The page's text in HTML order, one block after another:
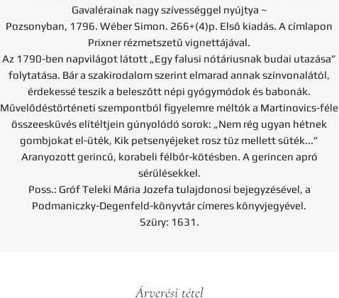
Gavalérainak nagy szívességgel nyújtya ~
Pozsonyban, 1796. Wéber Simon. 266+(4)p. Első kiadás. A címlapon
Prixner rézmetszetű vignettájával.
Az 1790-ben napvilágot látott „Egy falusi nótáriusnak budai utazása”
folytatása. Bár a szakirodalom szerint elmarad annak színvonalától,
érdekessé teszik a beleszőtt népi gyógymódok és babonák.
Művelődéstörténeti szempontból figyelemre méltók a Martinovics-féle
összeesküvés elítéltjein gúnyolódó sorok: „Nem rég ugyan hétnek
gombjokat el-üték, Kik petsenyéjeket rosz tüz mellett süték...”
Aranyozott gerincű, korabeli félbőr-kötésben. A gerincen apró
sérülésekkel.
Poss.: Gróf Teleki Mária Jozefa tulajdonosi bejegyzésével, a
Podmaniczky-Degenfeld-könyvtár címeres könyvjegyével.
Szüry: 1631.
Árverési tétel